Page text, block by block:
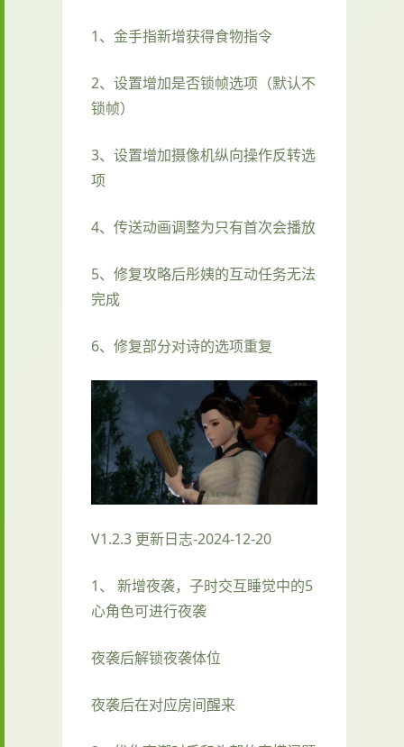
1、金手指新增获得食物指令
2、设置增加是否锁帧选项（默认不
锁帧）
3、设置增加摄像机纵向操作反转选
项
4、传送动画调整为只有首次会播放
5、修复攻略后彤姨的互动任务无法
完成
6、修复部分对诗的选项重复
V1.2.3 更新日志-2024-12-20
1、 新增夜袭，子时交互睡觉中的5
心角色可进行夜袭
夜袭后解锁夜袭体位
夜袭后在对应房间醒来